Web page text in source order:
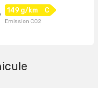
149 g/km C
Emission CO2